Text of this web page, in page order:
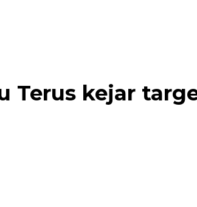
Terus kejar